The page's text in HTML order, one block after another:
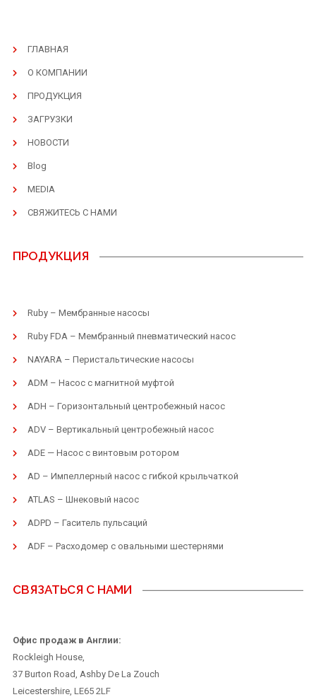
ГЛАВНАЯ
О КОМПАНИИ
ПРОДУКЦИЯ
ЗАГРУЗКИ
НОВОСТИ
Blog
MEDIA
СВЯЖИТЕСЬ С НАМИ
ПРОДУКЦИЯ
Ruby – Мембранные насосы
Ruby FDA – Мембранный пневматический насос
NAYARA – Перистальтические насосы
ADM – Насос с магнитной муфтой
ADH – Горизонтальный центробежный насос
ADV – Вертикальный центробежный насос
ADE — Насос с винтовым ротором
AD – Импеллерный насос с гибкой крыльчаткой
ATLAS – Шнековый насос
ADPD – Гаситель пульсаций
ADF – Расходомер с овальными шестернями
СВЯЗАТЬСЯ С НАМИ
Офис продаж в Англии:
Rockleigh House,
37 Burton Road, Ashby De La Zouch
Leicestershire, LE65 2LF